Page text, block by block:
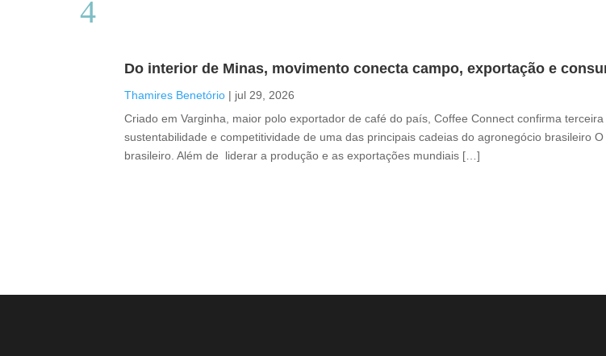
Do interior de Minas, movimento conecta campo, exportação e
Thamires Benetório | jul 29, 2026
Criado em Varginha, maior polo exportador de café do país, Coffee Connect confirma
sustentabilidade e competitividade de uma das principais cadeias do agronegócio brasileiro
brasileiro. Além de liderar a produção e as exportações mundiais […]